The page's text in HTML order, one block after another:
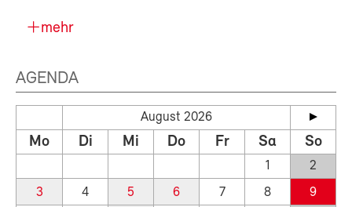
mehr
AGENDA
August 2026
Mo Di Mi Do Fr Sa So
1
2
3
4 5 6 7 8
9